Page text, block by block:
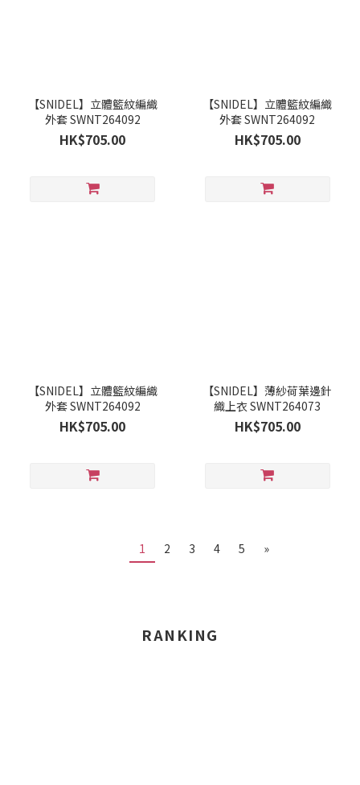
【SNIDEL】立體籃紋編織
外套 SWNT264092
HK$705.00
【SNIDEL】立體籃紋編織
外套 SWNT264092
HK$705.00
【SNIDEL】立體籃紋編織
外套 SWNT264092
HK$705.00
【SNIDEL】薄紗荷葉邊針
織上衣 SWNT264073
HK$705.00
1 2 3 4 5 »
RANKING